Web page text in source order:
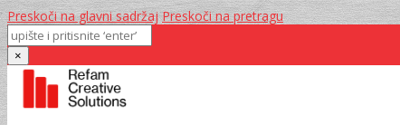
Preskoči na glavni sadržaj Preskoči na pretragu
×